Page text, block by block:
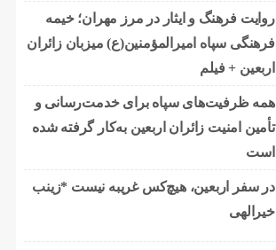
روایت فرهنگ و ایثار در مرز مهران؛ خیمه
فرهنگی سپاه امیرالمؤمنین(ع) میزبان زائران
اربعین + فیلم
همه ظرفیت‌های سپاه برای خدمت‌رسانی و
تأمین امنیت زائران اربعین به‌کار گرفته شده
است
در سفر اربعین، هیچ‌کس غریبه نیست *زینب
خیرالهی